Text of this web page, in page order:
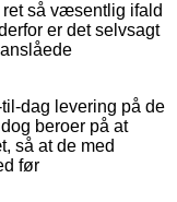
så væsentlig ifald
er det selvsagt
dag levering på de
beroer på at
så at de med
før